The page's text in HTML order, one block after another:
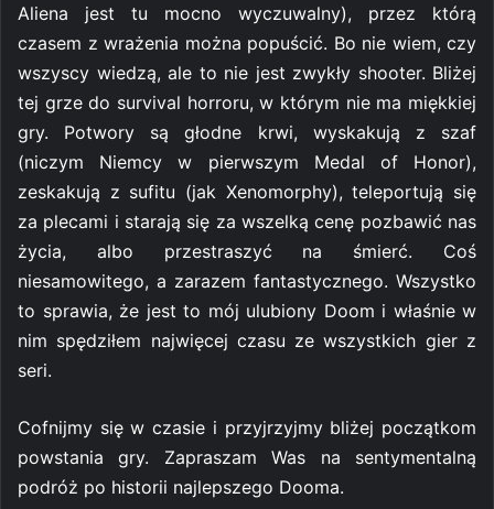
Aliena jest tu mocno wyczuwalny), przez którą
czasem z wrażenia można popuścić. Bo nie wiem, czy
wszyscy wiedzą, ale to nie jest zwykły shooter. Bliżej
tej grze do survival horroru, w którym nie ma miękkiej
gry. Potwory są głodne krwi, wyskakują z szaf
(niczym Niemcy w pierwszym Medal of Honor),
zeskakują z sufitu (jak Xenomorphy), teleportują się
za plecami i starają się za wszelką cenę pozbawić nas
życia, albo przestraszyć na śmierć. Coś
niesamowitego, a zarazem fantastycznego. Wszystko
to sprawia, że jest to mój ulubiony Doom i właśnie w
nim spędziłem najwięcej czasu ze wszystkich gier z
seri.
Cofnijmy się w czasie i przyjrzyjmy bliżej początkom
powstania gry. Zapraszam Was na sentymentalną
podróż po historii najlepszego Dooma.